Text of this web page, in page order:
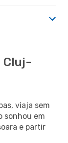
Cluj-
viaja sem
sonhou em
e partir